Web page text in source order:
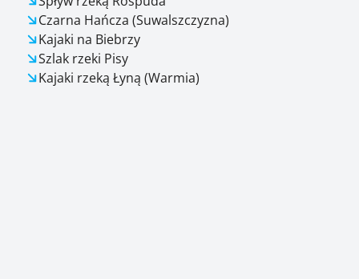
Czarna Hańcza (Suwalszczyzna)
Kajaki na Biebrzy
Szlak rzeki Pisy
Kajaki rzeką Łyną (Warmia)